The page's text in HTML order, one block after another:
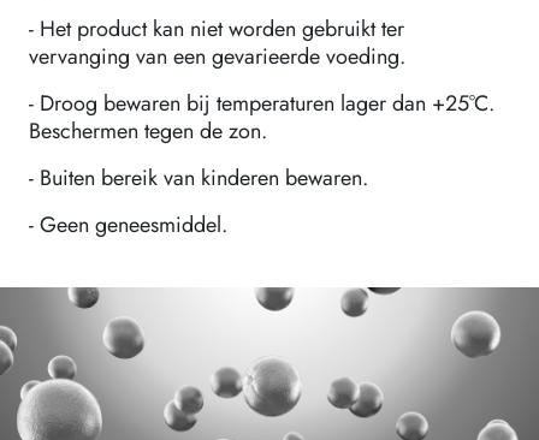
- Het product kan niet worden gebruikt ter
vervanging van een gevarieerde voeding.
- Droog bewaren bij temperaturen lager dan +25°C.
Beschermen tegen de zon.
- Buiten bereik van kinderen bewaren.
- Geen geneesmiddel.